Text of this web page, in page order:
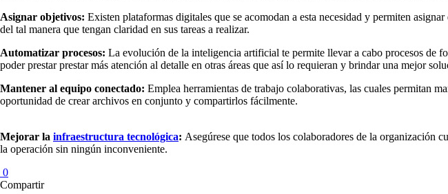
Asignar objetivos: Existen plataformas digitales que se acomodan a esta necesidad y permiten
del tal manera que tengan claridad en sus tareas a realizar.
Automatizar procesos: La evolución de la inteligencia artificial te permite llevar a cabo procesos de
poder prestar prestar más atención al detalle en otras áreas que así lo requieran y brindar una mejor
Mantener al equipo conectado: Emplea herramientas de trabajo colaborativas, las cuales permitan
oportunidad de crear archivos en conjunto y compartirlos fácilmente.
Mejorar la infraestructura tecnológica: Asegúrese que todos los colaboradores de la organización
la operación sin ningún inconveniente.
0
Compartir